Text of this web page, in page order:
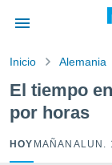
por
para
la
calidad.
a este
Inicio Alemania
El tiempo
por horas
HOY MAÑANA LUN.